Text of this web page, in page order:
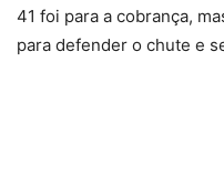
41 foi para a cobrança,
para defender o chute e